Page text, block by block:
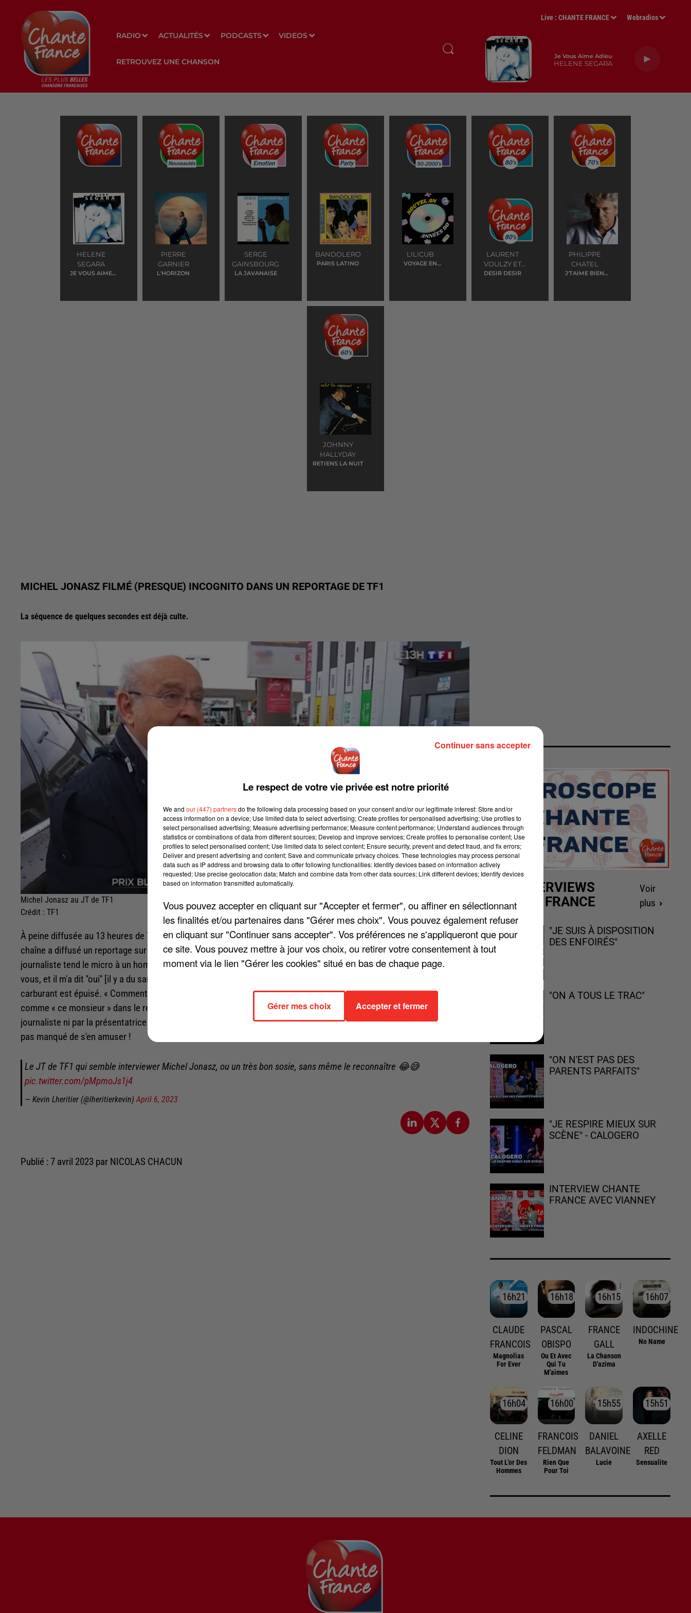
RADIO ACTUALITÉS PODCASTS VIDEOS
RETROUVEZ UNE CHANSON
Live :CHANTE FRANCE Webradios
Je Vous Aime Adieu
HELENE SEGARA
HELENE
SEGARA
JE VOUS AIME
PIERRE
GARNIER
L'HORIZON
SERGE
GAINSBOURG
LA JAVANAISE
BANDOLERO
PARIS LATINO
LILICUB
VOYAGE EN
LAURENT
VOULZY ET
VERONIQUE
DESIR DESIR
PHILIPPE
CHATEL
J'TAIME BIEN
JOHNNY
HALLYDAY
RETIENS LA NUIT
MICHEL JONASZ FILMÉ (PRESQUE) INCOGNITO DANS UN REPORTAGE DE TF1
La séquence de quelques secondes est déjà culte.
Michel Jonasz au JT de TF1
Crédit : TF1
À peine diffusée au 13 heures de TF1 ce jeudi 6 avril, la séquence de quelques secondes est déjà culte. La première
chaîne a diffusé un reportage sur la pénurie de carburant dans certaines stations-services. Dans le Val-de-Marne, la
journaliste tend le micro à un homme qui se tient devant une pompe à essence : « J'ai appelé avant de venir, figurez-
vous, et il m'a dit ''oui'' [il y a du sans-plomb 98] », raconte l'interviewé, avant que la reporter lui fasse remarquer que le
carburant est épuisé. « Comment ça, il n'y en a plus ? On m'a dit ''oui'' », répond-il. Sauf que celui qui est désigné
comme « ce monsieur » dans le reportage est en fait Michel Jonasz ! Si son identité n'a pas été mise en avant par la
journaliste ni par la présentatrice du journal télévisé, les téléspectateurs et les internautes, eux, l'ont bien vu et n'ont
pas manqué de s'en amuser !
Le JT de TF1 qui semble interviewer Michel Jonasz, ou un très bon sosie, sans même le reconnaître 😂😅
pic.twitter.com/pMpmoJs1j4
— Kevin Lheritier (@lheritierkevin)April 6, 2023
Publié : 7 avril 2023 par NICOLAS CHACUN
LES INTERVIEWS
CHANTE FRANCE
Voir
plus
"JE SUIS À DISPOSITION
DES ENFOIRÉS"
"ON A TOUS LE TRAC"
"ON N'EST PAS DES
PARENTS PARFAITS"
"JE RESPIRE MIEUX SUR
SCÈNE" - CALOGERO
INTERVIEW CHANTE
FRANCE AVEC VIANNEY
16h21
16h21
CLAUDE
FRANCOIS
Magnolias
For Ever
16h18
16h18
PASCAL
OBISPO
Ou Et Avec
Qui Tu
M'aimes
16h15
16h15
FRANCE
GALL
La Chanson
D'azima
16h07
16h07
INDOCHINE
No Name
16h04
16h04
CELINE
DION
Tout L'or Des
Hommes
16h00
16h00
FRANCOIS
FELDMAN
Rien Que
Pour Toi
15h55
15h55
DANIEL
BALAVOINE
Lucie
15h51
15h51
AXELLE
RED
Sensualite
Le respect de votre vie privée est notre priorité
We and our (447) partnersdo the following data processing based on your consent and/or our legitimate interest: Store and/or
access information on a device; Use limited data to select advertising; Create profiles for personalised advertising; Use profiles to
select personalised advertising; Measure advertising performance; Measure content performance; Understand audiences through
statistics or combinations of data from different sources; Develop and improve services; Create profiles to personalise content; Use
profiles to select personalised content; Use limited data to select content; Ensure security, prevent and detect fraud, and fix errors;
Deliver and present advertising and content; Save and communicate privacy choices. These technologies may process personal
data such as IP address and browsing data to offer following functionalities: Identify devices based on information actively
requested; Use precise geolocation data; Match and combine data from other data sources; Link different devices; Identify devices
based on information transmitted automatically.
Vous pouvez accepter en cliquant sur "Accepter et fermer", ou affiner en sélectionnant
les finalités et/ou partenaires dans "Gérer mes choix". Vous pouvez également refuser
en cliquant sur "Continuer sans accepter". Vos préférences ne s'appliqueront que pour
ce site. Vous pouvez mettre à jour vos choix, ou retirer votre consentement à tout
moment via le lien "Gérer les cookies" situé en bas de chaque page.
Gérer mes choix Accepter et fermer
Continuer sans accepter